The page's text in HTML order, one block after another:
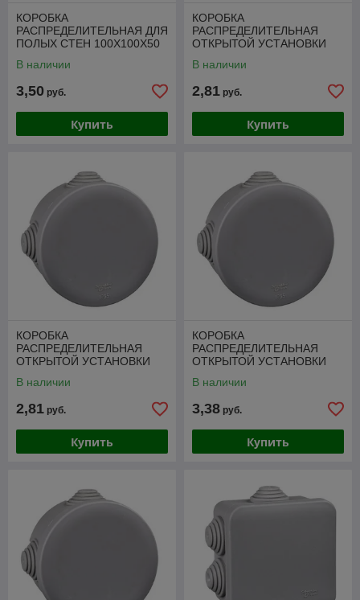
КОРОБКА
РАСПРЕДЕЛИТЕЛЬНАЯ ДЛЯ
ПОЛЫХ СТЕН 100X100X50
В наличии
3,50 руб.
Купить
КОРОБКА
РАСПРЕДЕЛИТЕЛЬНАЯ
ОТКРЫТОЙ УСТАНОВКИ
В наличии
2,81 руб.
Купить
КОРОБКА
РАСПРЕДЕЛИТЕЛЬНАЯ
ОТКРЫТОЙ УСТАНОВКИ
В наличии
2,81 руб.
Купить
КОРОБКА
РАСПРЕДЕЛИТЕЛЬНАЯ
ОТКРЫТОЙ УСТАНОВКИ
В наличии
3,38 руб.
Купить